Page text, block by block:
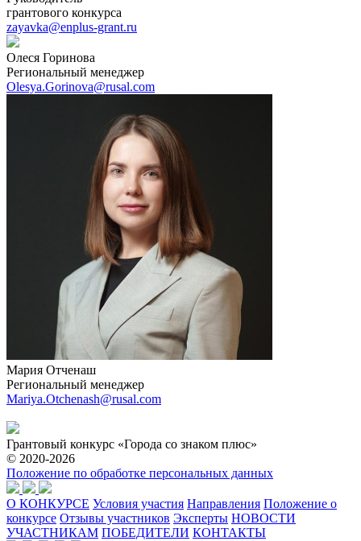
грантового конкурса
zayavka@enplus-grant.ru
Олеся Горинова
Региональный менеджер
Olesya.Gorinova@rusal.com
Мария Отченаш
Региональный менеджер
Mariya.Otchenash@rusal.com
Грантовый конкурс «Города со знаком плюс»
© 2020-2026
Положение по обработке персональных данных
О КОНКУРСЕ Условия участия Направления Положение о
конкурсе Отзывы участников Эксперты НОВОСТИ
УЧАСТНИКАМ ПОБЕДИТЕЛИ КОНТАКТЫ